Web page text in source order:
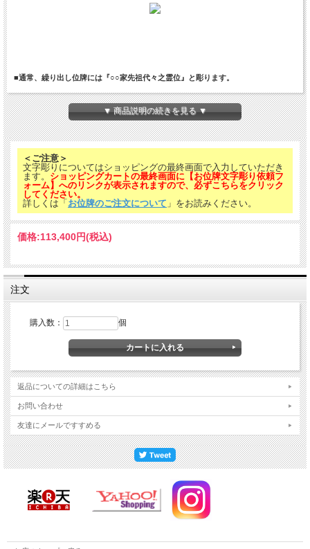
■通常、繰り出し位牌には『○○家先祖代々之霊位』と彫ります。
ご先祖様のお位牌を一つにまとめられコンパクトに収納できるお位牌です。
▼ 商品説明の続きを見る ▼
＜ご注意＞
文字彫りについてはショッピングの最終画面で入力していただき
ます。 ショッピングカートの最終画面に【お位牌文字彫り依頼フ
ォーム】へのリンクが表示されますので、必ずこちらをクリック
してください。
詳しくは「お位牌のご注文について 」をお読みください。
価格:113,400円(税込)
注文
購入数： 個
返品についての詳細はこちら
お問い合わせ
友達にメールですすめる